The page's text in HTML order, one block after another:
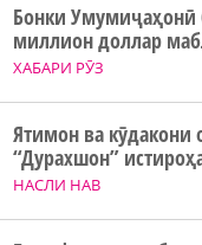
ХАБАРИ РӮЗ
Бонки Умумиҷаҳонӣ
миллион доллар
НАСЛИ НАВ
Ятимон ва кӯдакони
“Дурахшон”